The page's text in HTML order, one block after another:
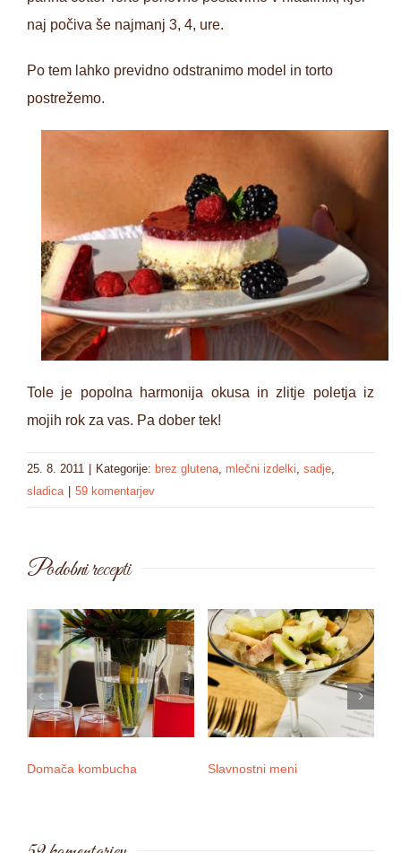
naj počiva še najmanj 3, 4, ure.
Po tem lahko previdno odstranimo model in torto
postrežemo.
Tole je popolna harmonija okusa in zlitje poletja iz
mojih rok za vas. Pa dober tek!
25. 8. 2011 Kategorije: brez glutena, mlečni izdelki, sadje,
sladica
59 komentarjev
Podobni recepti
Domača kombucha Slavnostni meni